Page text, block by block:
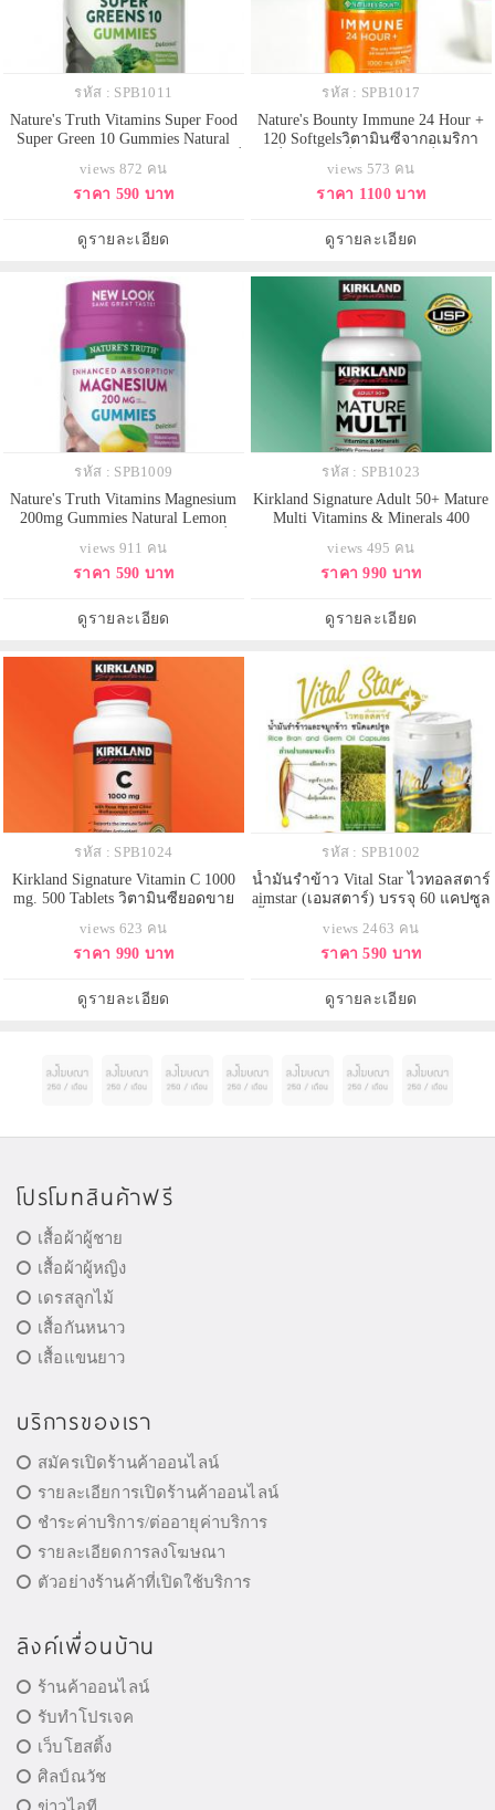
รหัส : SPB1011
Nature's Truth Vitamins Super Food
Super Green 10 Gummies Natural
วิตามินผักรวม 10 ชนิด รสแอปเปิ้ล
เขียว เปรี้ยวหวานอร่อย ทานง่าย อัด
จำเป็นต่อร่างกาย ช่วยให้ร่างกาย
สดชื่นแข็งแรง
views 872 คน
ราคา 590 บาท
ดูรายละเอียด
รหัส : SPB1017
Nature's Bounty Immune 24 Hour +
120 Softgelsวิตามินซีจากอเมริกา
ชั่วโมง กระตุ้นระบบภูมิคุ้มกันใน
ร่างกาย มีวิตามินซี 1,000 mg. เสริม
หวัด ลดภูมิแพ้ ออกฤทธิ์นานถึง 24
ชม (24-Hour Imm
views 573 คน
ราคา 1100 บาท
ดูรายละเอียด
รหัส : SPB1009
Nature's Truth Vitamins Magnesium
200mg Gummies Natural Lemon
ลลี่แมกนีเซียม รสเลมอนราสเบอรี่
แสนอร่อย ทานง่าย เหมาะสำหรับ
เหมาะสำหรับผู้หญิง และผู้ชายที่
ต้องการการผ่อนคลายกล้ามเนื้อ สุข
views 911 คน
ราคา 590 บาท
ดูรายละเอียด
รหัส : SPB1023
Kirkland Signature Adult 50+ Mature
Multi Vitamins & Minerals 400
สำหรับผู้ใหญ่อายุ 50 ปีขึ้นไป วัยทอง
เป็นวัยเสื่อมถอยอย่างรวดเร็ว จำเป็น
ชะลอความเสื่อมของร่างกาย รวม
สารอาหารให้ครบถ้วนเหมาะ
views 495 คน
ราคา 990 บาท
ดูรายละเอียด
รหัส : SPB1024
Kirkland Signature Vitamin C 1000
mg. 500 Tablets วิตามินซียอดขาย
ภูมิคุ้มกัน ลดการก่อสารอนุมูลอิสระ
ช่วยให้สุขภาพดี ทั้งยังช่วยให้ผิว
views 623 คน
ราคา 990 บาท
ดูรายละเอียด
รหัส : SPB1002
น้ำมันรำข้าว Vital Star ไวทอลสตาร์
aimstar (เอมสตาร์) บรรจุ 60 แคปซูล
เพื่อบำรุงสุขภาพร่างกาย ช่วย
บำรุงสุขภาพให้แข็งแรง ลดคลอเลส
อนมูลอิสระ ชลอความแก่ของเซลล์
ช่วยให้หลับสบาย สมองปลอ
views 2463 คน
ราคา 590 บาท
ดูรายละเอียด
โปรโมทสินค้าฟรี
เสื้อผ้าผู้ชาย
เสื้อผ้าผู้หญิง
เดรสลูกไม้
เสื้อกันหนาว
เสื้อแขนยาว
บริการของเรา
สมัครเปิดร้านค้าออนไลน์
รายละเอียการเปิดร้านค้าออนไลน์
ชำระค่าบริการ/ต่ออายุค่าบริการ
รายละเอียดการลงโฆษณา
ตัวอย่างร้านค้าที่เปิดใช้บริการ
ลิงค์เพื่อนบ้าน
ร้านค้าออนไลน์
รับทำโปรเจค
เว็บโฮสติ้ง
ศิลป์ณวัช